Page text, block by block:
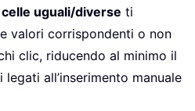
uguali/diverse ti
valori corrispondenti o non
clic, riducendo al minimo il
all’inserimento manuale